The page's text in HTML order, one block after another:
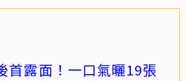
首露面！一口氣曬19張